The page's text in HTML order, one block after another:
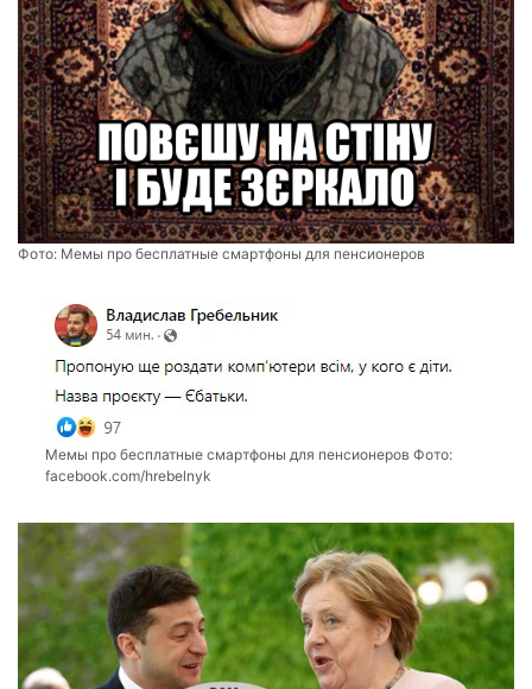
Фото: Мемы про бесплатные смартфоны для пенсионеров
Мемы про бесплатные смартфоны для пенсионеров Фото:
facebook.com/hrebelnyk